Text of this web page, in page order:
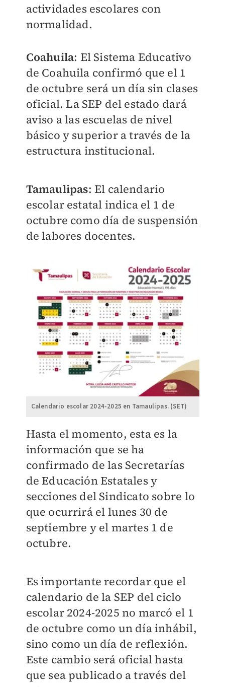
actividades escolares con
normalidad.
Coahuila: El Sistema Educativo
de Coahuila confirmó que el 1
de octubre será un día sin clases
oficial. La SEP del estado dará
aviso a las escuelas de nivel
básico y superior a través de la
estructura institucional.
Tamaulipas: El calendario
escolar estatal indica el 1 de
octubre como día de suspensión
de labores docentes.
Calendario escolar 2024-2025 en Tamaulipas. (SET)
Hasta el momento, esta es la
información que se ha
confirmado de las Secretarías
de Educación Estatales y
secciones del Sindicato sobre lo
que ocurrirá el lunes 30 de
septiembre y el martes 1 de
octubre.
Es importante recordar que el
calendario de la SEP del ciclo
escolar 2024-2025 no marcó el 1
de octubre como un día inhábil,
sino como un día de reflexión.
Este cambio será oficial hasta
que sea publicado a través del